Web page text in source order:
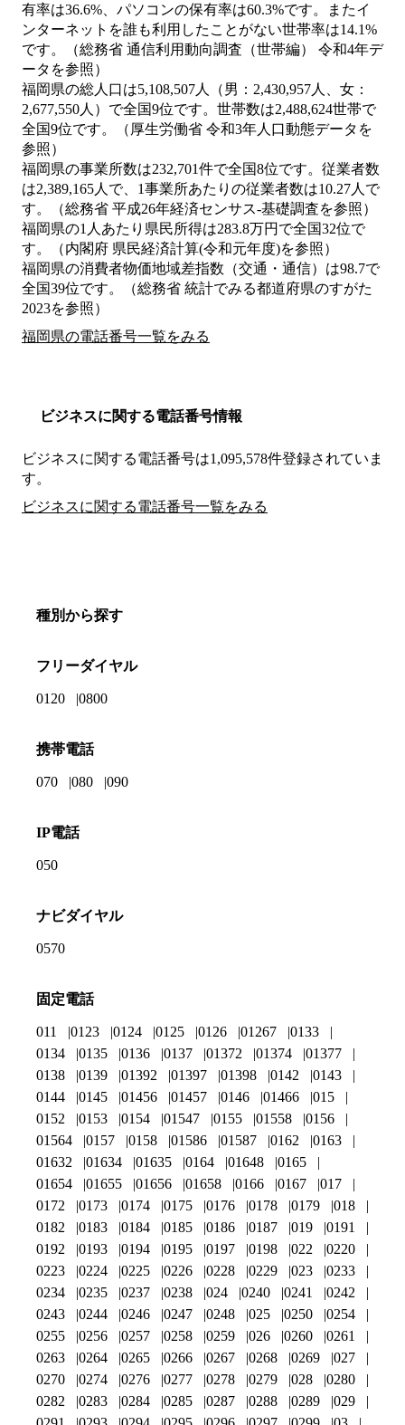
有率は36.6%、パソコンの保有率は60.3%です。またイ
ンターネットを誰も利用したことがない世帯率は14.1%
です。（総務省 通信利用動向調査（世帯編） 令和4年デ
ータを参照）
福岡県の総人口は5,108,507人（男：2,430,957人、女：
2,677,550人）で全国9位です。世帯数は2,488,624世帯で
全国9位です。（厚生労働省 令和3年人口動態データを
参照）
福岡県の事業所数は232,701件で全国8位です。従業者数
は2,389,165人で、1事業所あたりの従業者数は10.27人で
す。（総務省 平成26年経済センサス‐基礎調査を参照）
福岡県の1人あたり県民所得は283.8万円で全国32位で
す。（内閣府 県民経済計算(令和元年度)を参照）
福岡県の消費者物価地域差指数（交通・通信）は98.7で
全国39位です。（総務省 統計でみる都道府県のすがた
2023を参照）
福岡県の電話番号一覧をみる
ビジネスに関する電話番号情報
ビジネスに関する電話番号は1,095,578件登録されていま
す。
ビジネスに関する電話番号一覧をみる
種別から探す
フリーダイヤル
0120 0800
携帯電話
070 080 090
IP電話
050
ナビダイヤル
0570
固定電話
011 0123 0124 0125 0126 01267
0133
0134
0135 0136 0137 01372 01374
01377
0138
0139 01392 01397 01398 0142
0143
0144
0145 01456 01457 0146 01466
015
0152
0153 0154 01547 0155 01558
0156
01564
0157 0158 01586 01587 0162
0163
01632
01634 01635 0164 01648
0165
01654
01655 01656 01658 0166 0167
017
0172
0173 0174 0175 0176 0178 0179
018
0182
0183 0184 0185 0186 0187 019
0191
0192
0193 0194 0195 0197 0198 022
0220
0223
0224 0225 0226 0228 0229 023
0233
0234
0235 0237 0238 024 0240 0241
0242
0243
0244 0246 0247 0248 025 0250
0254
0255
0256 0257 0258 0259 026 0260
0261
0263
0264 0265 0266 0267 0268 0269
027
0270
0274 0276 0277 0278 0279 028
0280
0282
0283 0284 0285 0287 0288 0289
029